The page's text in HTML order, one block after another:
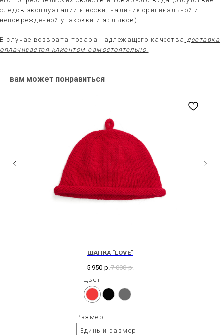
следов эксплуатации и носки, наличие оригинальной и
неповрежденной упаковки и ярлыков).
В случае возврата товара надлежащего качества доставка
оплачивается клиентом самостоятельно.
вам может понравиться
ШАПКА "LOVE"
5 950 р. 7 000 р.
Цвет
Размер
Единый размер